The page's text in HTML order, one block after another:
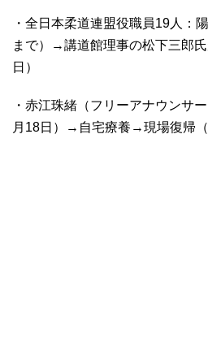
・全日本柔道連盟役職員19人：
まで）→講道館理事の松下三郎
日）
・赤江珠緒（フリーアナウンサ
月18日）→自宅療養→現場復帰（